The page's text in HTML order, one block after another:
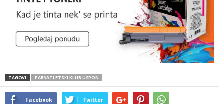
TAGOVI PARAATLETSKI KLUB USPON
Facebook Twitter